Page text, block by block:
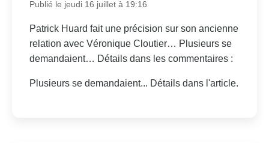
Publié le jeudi 16 juillet à 19:16
Patrick Huard fait une précision sur son ancienne
relation avec Véronique Cloutier… Plusieurs se
demandaient… Détails dans les commentaires :
Plusieurs se demandaient... Détails dans l'article.